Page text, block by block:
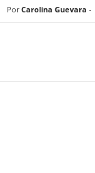
Por Carolina Guevara -